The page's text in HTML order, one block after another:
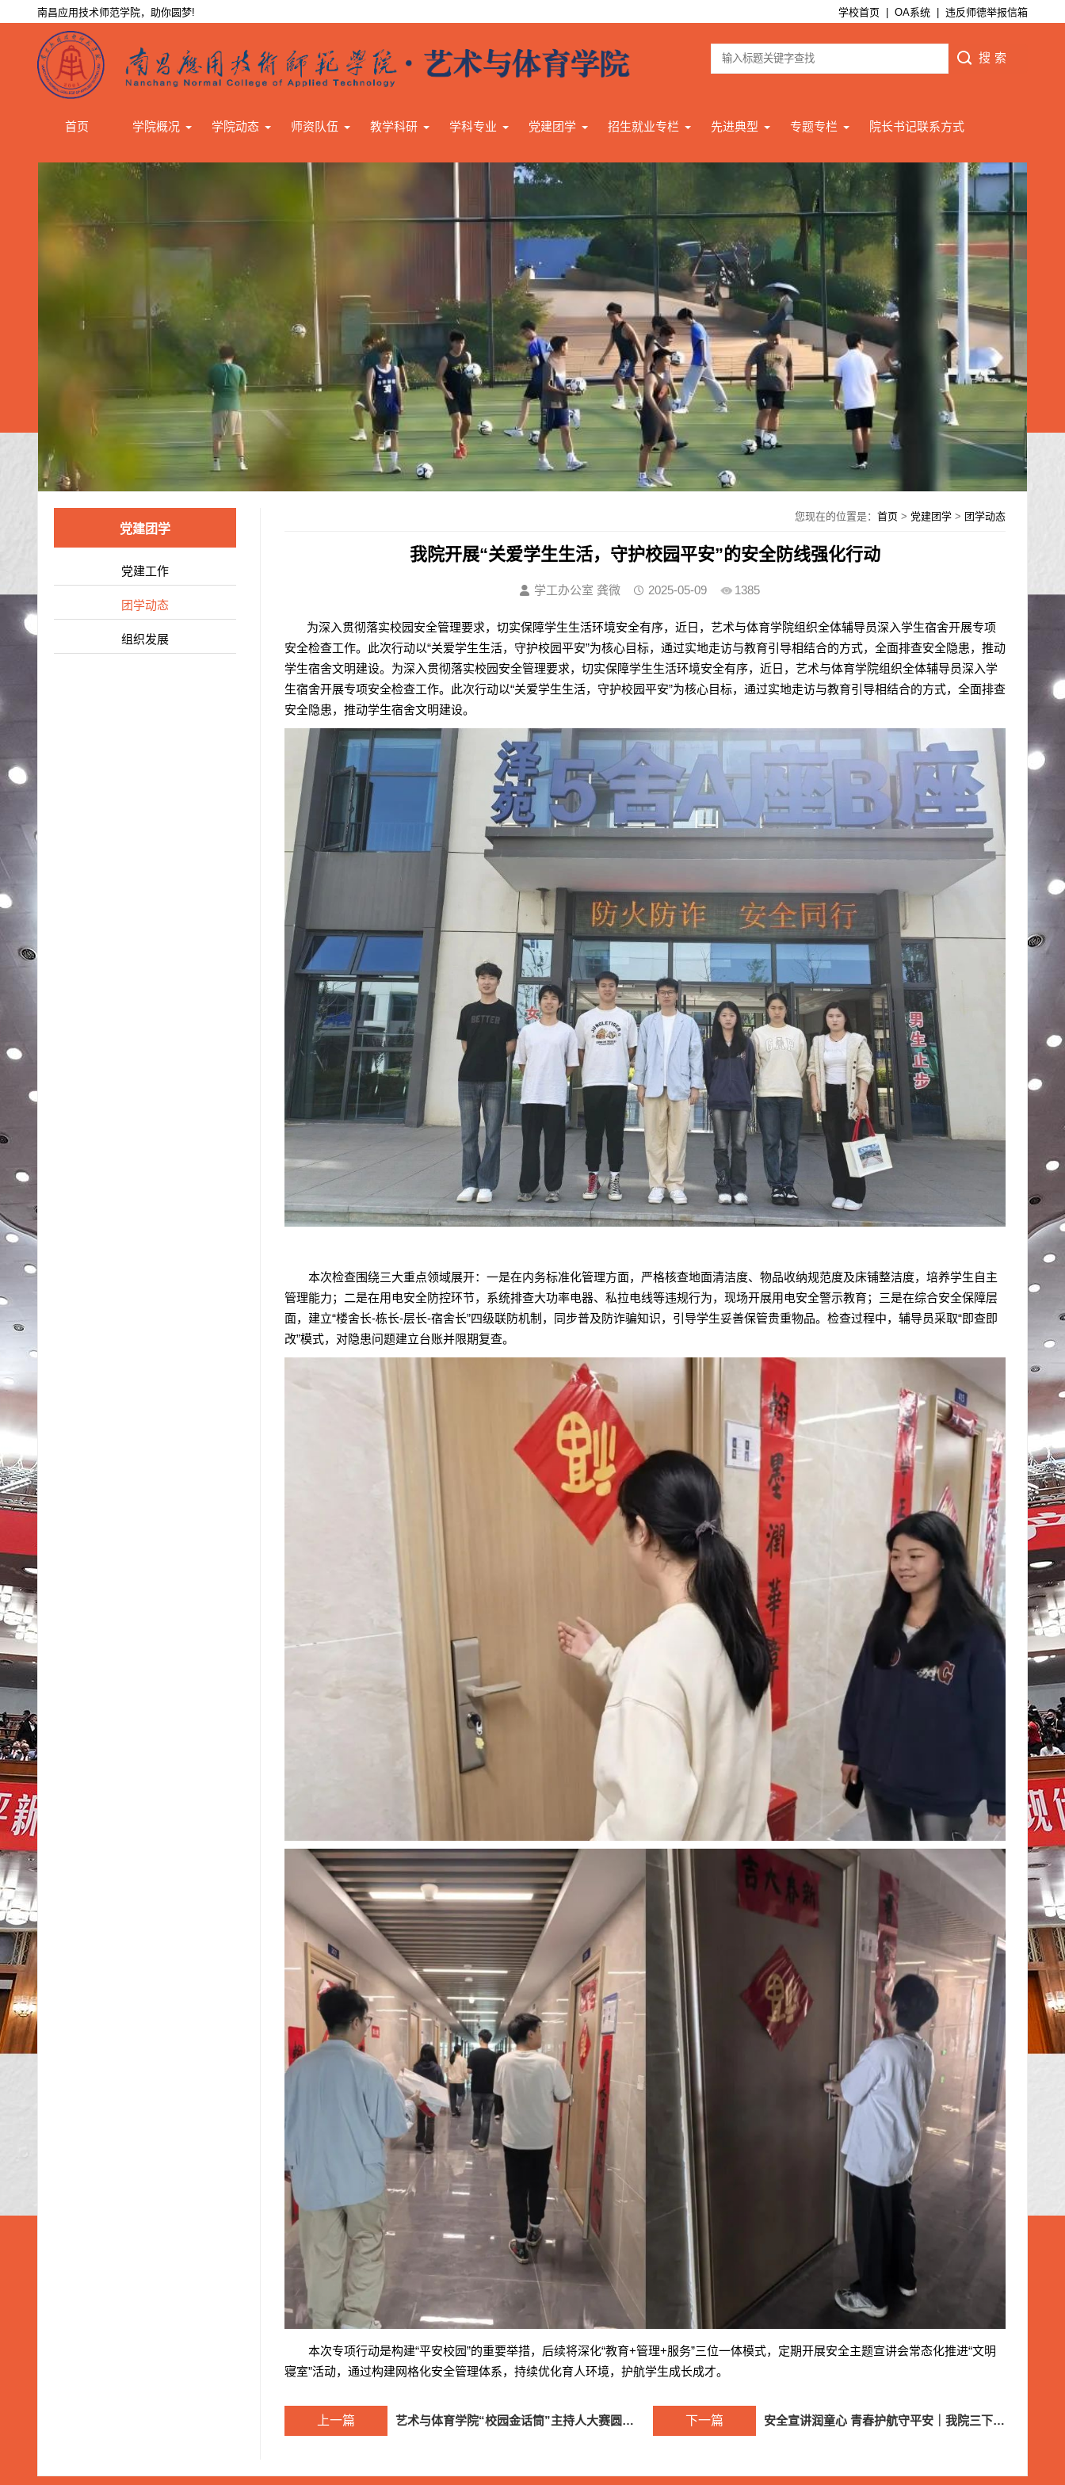
南昌应用技术师范学院，助你圆梦! 学校首页 OA系统 违反师德举报信箱
首页 学院概况 学院动态 师资队伍 教学科研 学科专业 党建团学 招生就业专栏 先进典型 专题专栏 院长书记联系方式
党建团学
党建工作
团学动态
组织发展
您现在的位置是： 首页 > 党建团学 > 团学动态
我院开展“关爱学生生活，守护校园平安”的安全防线强化行动
学工办公室 龚微 2025-05-09 1385
为深入贯彻落实校园安全管理要求，切实保障学生生活环境安全有序，近日，艺术与体育学院组织全体辅导员深入学生宿舍开展专项
安全检查工作。此次行动以“关爱学生生活，守护校园平安”为核心目标，通过实地走访与教育引导相结合的方式，全面排查安全隐患，推动
学生宿舍文明建设。为深入贯彻落实校园安全管理要求，切实保障学生生活环境安全有序，近日，艺术与体育学院组织全体辅导员深入学
生宿舍开展专项安全检查工作。此次行动以“关爱学生生活，守护校园平安”为核心目标，通过实地走访与教育引导相结合的方式，全面排查
安全隐患，推动学生宿舍文明建设。
本次检查围绕三大重点领域展开：一是在内务标准化管理方面，严格核查地面清洁度、物品收纳规范度及床铺整洁度，培养学生自主
管理能力；二是在用电安全防控环节，系统排查大功率电器、私拉电线等违规行为，现场开展用电安全警示教育；三是在综合安全保障层
面，建立“楼舍长-栋长-层长-宿舍长”四级联防机制，同步普及防诈骗知识，引导学生妥善保管贵重物品。检查过程中，辅导员采取“即查即
改”模式，对隐患问题建立台账并限期复查。
本次专项行动是构建“平安校园”的重要举措，后续将深化“教育+管理+服务”三位一体模式，定期开展安全主题宣讲会常态化推进“文明
寝室”活动，通过构建网格化安全管理体系，持续优化育人环境，护航学生成长成才。
上一篇 艺术与体育学院“校园金话筒”主持人大赛圆满落幕 下一篇 安全宣讲润童心 青春护航守平安｜我院三下乡服务队开展暑期社会实践活动